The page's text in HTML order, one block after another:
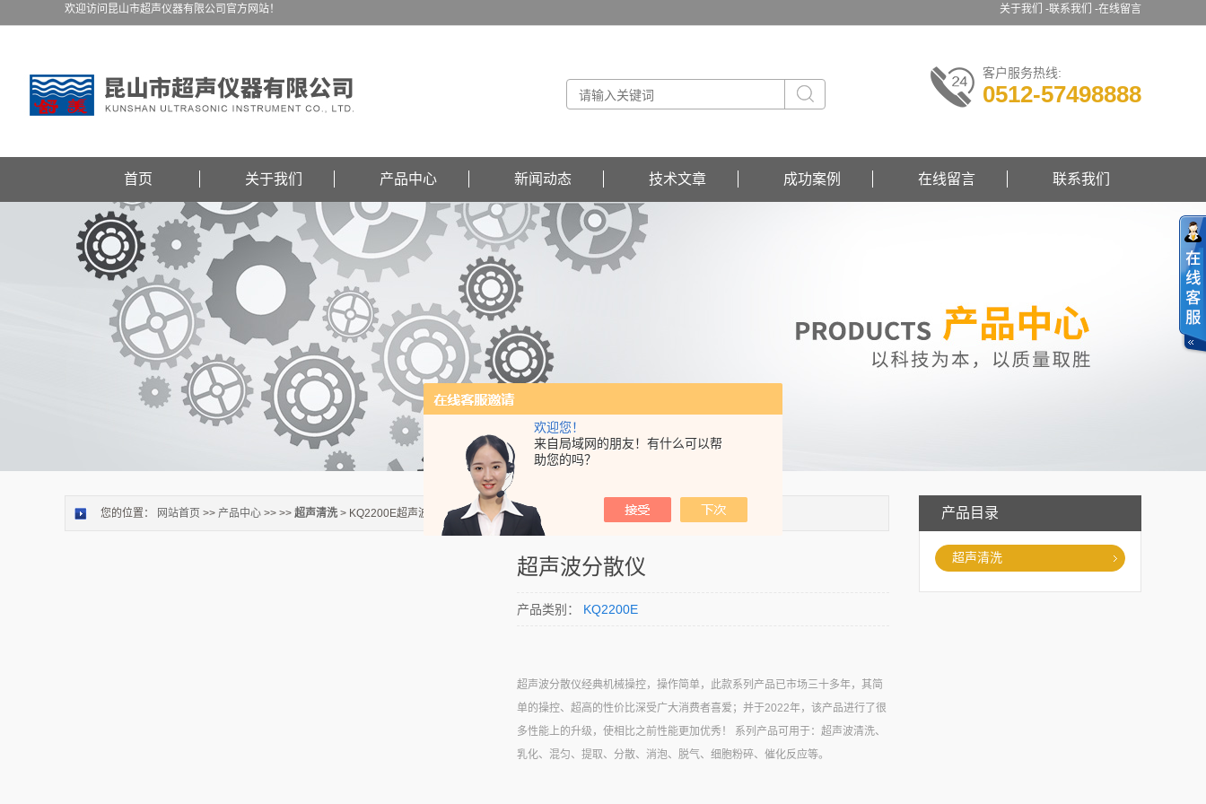
欢迎您！
来自局域网的朋友！有什么可以帮
助您的吗？
关于我们 -联系我们 -在线留言
欢迎访问昆山市超声仪器有限公司官方网站！
客户服务热线:
0512-57498888
首页 关于我们 产品中心 新闻动态 技术文章 成功案例 在线留言 联系我们
产品目录
超声清洗
您的位置： 网站首页 >> 产品中心 >> >> 超声清洗 > KQ2200E超声波分散仪
超声波分散仪
产品类别： KQ2200E
超声波分散仪经典机械操控，操作简单，此款系列产品已市场三十多年，其简
单的操控、超高的性价比深受广大消费者喜爱；并于2022年，该产品进行了很
多性能上的升级，使相比之前性能更加优秀！ 系列产品可用于：超声波清洗、
乳化、混匀、提取、分散、消泡、脱气、细胞粉碎、催化反应等。